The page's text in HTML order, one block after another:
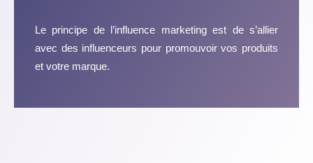
Le principe de l’influence marketing est de s’allier
avec des influenceurs pour promouvoir vos produits
et votre marque.